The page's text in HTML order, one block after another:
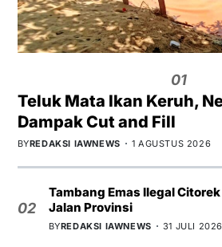
01
Teluk Mata Ikan Keruh,
Dampak Cut and Fill
BYREDAKSI IAWNEWS 1 AGUSTUS 2026
02
Tambang Emas Ilegal
Jalan Provinsi
BYREDAKSI IAWNEWS 31 JULI 2026